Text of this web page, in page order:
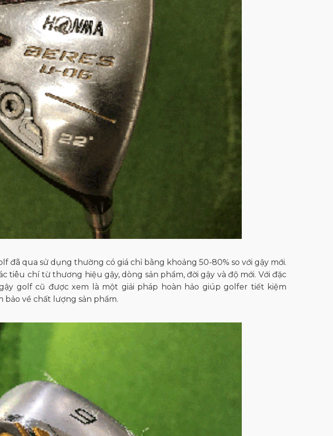
đã qua sử dụng thường có giá chỉ bằng khoảng 50-80% so với gậy mới.
tiêu chí từ thương hiệu gậy, dòng sản phẩm, đời gậy và độ mới. Với đặc
golf cũ được xem là một giải pháp hoàn hảo giúp golfer tiết kiệm
bảo về chất lượng sản phẩm.